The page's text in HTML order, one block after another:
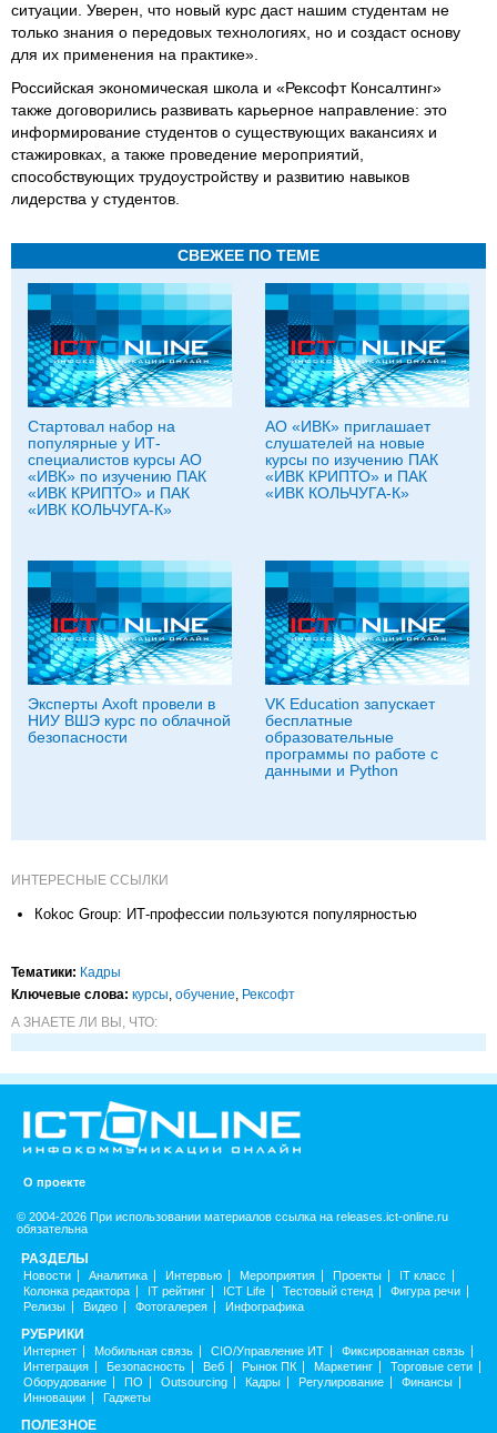
ситуации. Уверен, что новый курс даст нашим студентам не
только знания о передовых технологиях, но и создаст основу
для их применения на практике».
Российская экономическая школа и «Рексофт Консалтинг»
также договорились развивать карьерное направление: это
информирование студентов о существующих вакансиях и
стажировках, а также проведение мероприятий,
способствующих трудоустройству и развитию навыков
лидерства у студентов.
СВЕЖЕЕ ПО ТЕМЕ
Стартовал набор на
популярные у ИТ-
специалистов курсы АО
«ИВК» по изучению ПАК
«ИВК КРИПТО» и ПАК
«ИВК КОЛЬЧУГА-К»
АО «ИВК» приглашает
слушателей на новые
курсы по изучению ПАК
«ИВК КРИПТО» и ПАК
«ИВК КОЛЬЧУГА-К»
Эксперты Axoft провели в
НИУ ВШЭ курс по облачной
безопасности
VK Education запускает
бесплатные
образовательные
программы по работе с
данными и Python
ИНТЕРЕСНЫЕ ССЫЛКИ
Коkос Group: ИТ-профессии пользуются популярностью
Тематики: Кадры
Ключевые слова: курсы, обучение, Рексофт
А ЗНАЕТЕ ЛИ ВЫ, ЧТО:
О проекте
© 2004-2026 При использовании материалов ссылка на releases.ict-online.ru
обязательна
РАЗДЕЛЫ
Новости Аналитика Интервью Мероприятия Проекты
IT класс
Колонка редактора
IT рейтинг ICT Life Тестовый стенд
Фигура речи
Релизы
Видео Фотогалерея Инфографика
РУБРИКИ
Интернет Мобильная связь CIO/Управление ИТ
Фиксированная связь
Интеграция
Безопасность Веб Рынок ПК Маркетинг
Торговые сети
Оборудование
ПО Outsourcing Кадры Регулирование
Финансы
Инновации
Гаджеты
ПОЛЕЗНОЕ